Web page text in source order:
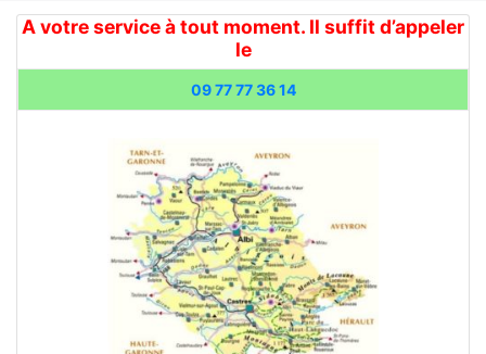
A votre service à tout moment. Il suffit d’appeler
le
09 77 77 36 14